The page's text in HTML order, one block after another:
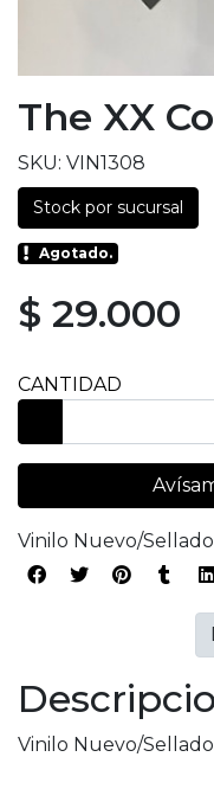
The XX
SKU: VIN1308
Stock por sucursal
Agotado.
$ 29.000
CANTIDAD
Vinilo Nuevo/Sellado
Vinilo Nuevo/Sellado